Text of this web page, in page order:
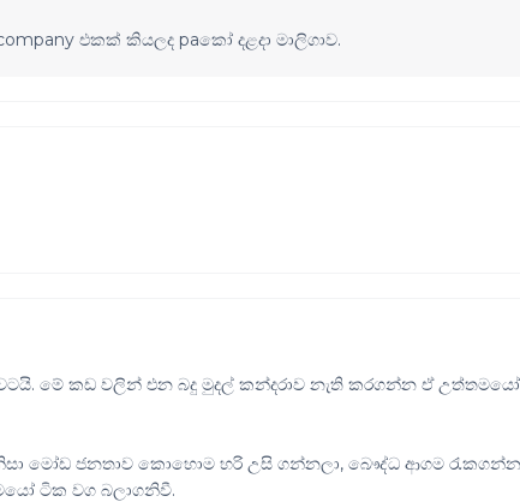
එකක් කියලද paකෝ දළදා මාලිගාව.
මේ කඩ වලින් එන බදු මුදල් කන්දරාව නැති කරගන්න ඒ උත්තමයෝ
මෝඩ ජනතාව කොහොම හරි උසි ගන්නලා, බෞද්ධ ආගම
ටික වග බලාගනිවී.